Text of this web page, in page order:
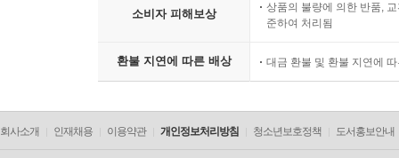
소비자 피해보상
상품의 불량에 의한 반품,
준하여 처리됨
환불 지연에 따른 배상 대금 환불 및 환불 지연에
회사소개 인재채용 이용약관 개인정보처리방침 청소년보호정책 도서홍보안내